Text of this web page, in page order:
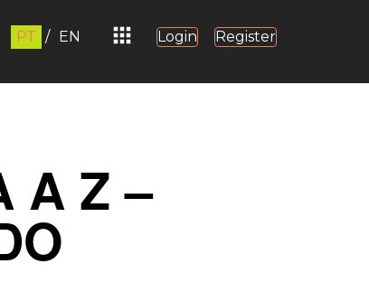
PT / EN Login Register
A Z –